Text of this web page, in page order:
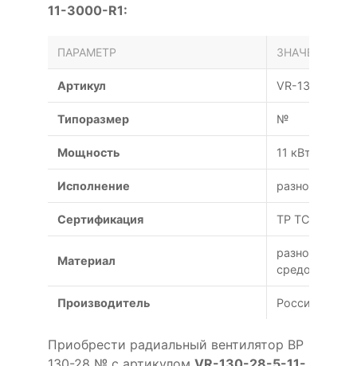
11-3000-R1:
ПАРАМЕТР ЗНАЧЕНИЕ
Артикул VR-130-28-5-
Типоразмер №
Мощность 11 кВт
Исполнение разнородное
Сертификация ТР ТС
Материал
разнородных
средой)
Производитель Россия
Приобрести радиальный вентилятор ВР